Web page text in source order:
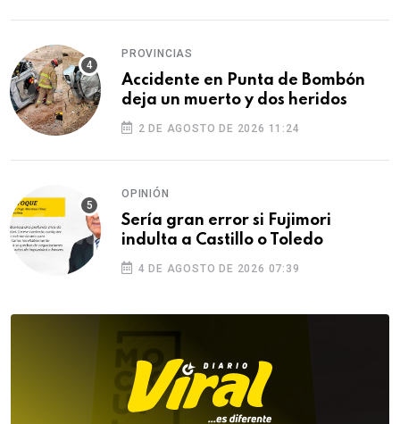
PROVINCIAS
Accidente en Punta de Bombón
deja un muerto y dos heridos
2 DE AGOSTO DE 2026 11:24
OPINIÓN
Sería gran error si Fujimori
indulta a Castillo o Toledo
4 DE AGOSTO DE 2026 07:39